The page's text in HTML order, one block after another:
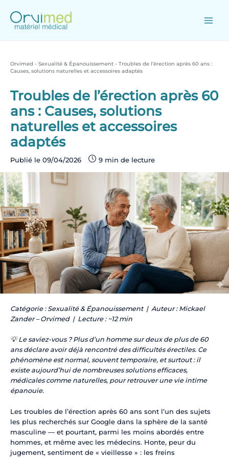
content
Orvimed - Sexualité & Épanouissement- Troubles de l’érection après 60 ans :
Causes, solutions naturelles et accessoires adaptés
Troubles de l’érection après 60
ans : Causes, solutions
naturelles et accessoires
adaptés
Publié le 09/04/2026
Catégorie : Sexualité & Épanouissement | Auteur : Mickael
Zander – Orvimed | Lecture : ~12 min
💡 Le saviez-vous ? Plus d’un homme sur deux de plus de 60
ans déclare avoir déjà rencontré des difficultés érectiles. Ce
phénomène est normal, souvent temporaire, et surtout : il
existe aujourd’hui de nombreuses solutions efficaces,
médicales comme naturelles, pour retrouver une vie intime
épanouie.
Les troubles de l’érection après 60 ans sont l’un des sujets
les plus recherchés sur Google dans la sphère de la santé
masculine — et pourtant, parmi les moins abordés entre
hommes, et même avec les médecins. Honte, peur du
jugement, sentiment de « vieillesse » : les freins